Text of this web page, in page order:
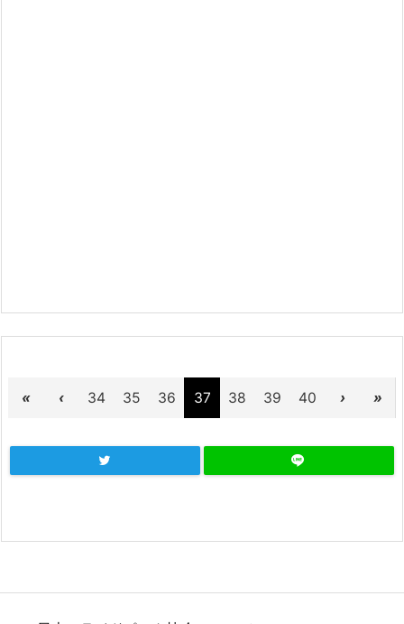
« ‹ 34 35 36 37 38 39 40 › »